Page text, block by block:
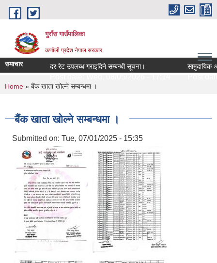
Skip to main content
गुराँस गाउँपालिका
कर्णाली प्रदेश नेपाल सरकार
समाचार दर रेट उपलब्ध गराइदिने सम्बन्धी सूचना। सामुदायिक
You are here
Home » बैंक खाता खोल्ने सम्बन्धमा ।
बैंक खाता खोल्ने सम्बन्धमा ।
Submitted on: Tue, 07/01/2025 - 15:35